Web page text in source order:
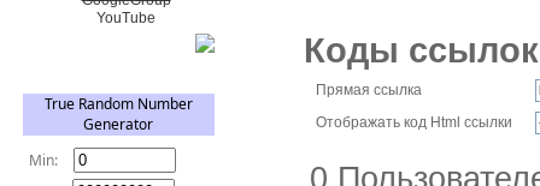
YouTube
Коды ссылок
Прямая ссылка
Отображать код Html ссылки
0